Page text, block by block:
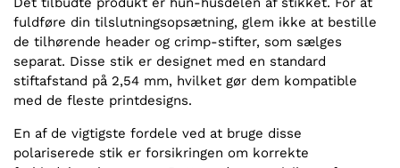
fuldføre din tilslutningsopsætning, glem ikke at bestille
de tilhørende header og crimp-stifter, som sælges
separat. Disse stik er designet med en standard
stiftafstand på 2,54 mm, hvilket gør dem kompatible
med de fleste printdesigns.
En af de vigtigste fordele ved at bruge disse
polariserede stik er forsikringen om korrekte